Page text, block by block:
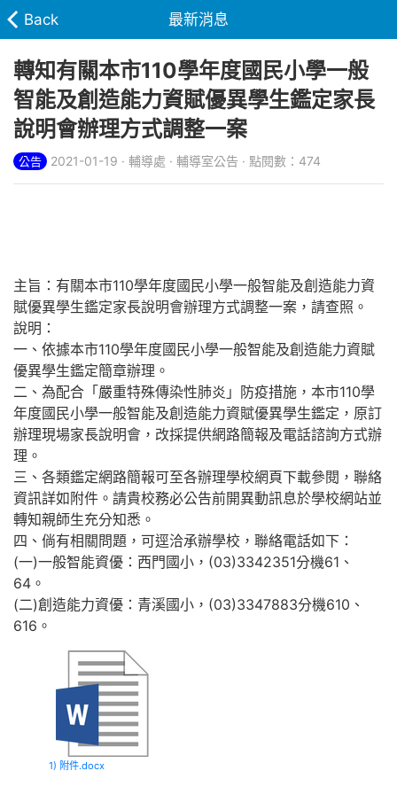
Back 最新消息
轉知有關本市110學年度國民小學一般
智能及創造能力資賦優異學生鑑定家長
說明會辦理方式調整一案
公告 2021-01-19 · 輔導處 · 輔導室公告 · 點閱數：474
主旨：有關本市110學年度國民小學一般智能及創造能力資
賦優異學生鑑定家長說明會辦理方式調整一案，請查照。
說明：
一、依據本市110學年度國民小學一般智能及創造能力資賦
優異學生鑑定簡章辦理。
二、為配合「嚴重特殊傳染性肺炎」防疫措施，本市110學
年度國民小學一般智能及創造能力資賦優異學生鑑定，原訂
辦理現場家長說明會，改採提供網路簡報及電話諮詢方式辦
理。
三、各類鑑定網路簡報可至各辦理學校網頁下載參閱，聯絡
資訊詳如附件。請貴校務必公告前開異動訊息於學校網站並
轉知親師生充分知悉。
四、倘有相關問題，可逕洽承辦學校，聯絡電話如下：
(一)一般智能資優：西門國小，(03)3342351分機61、
64。
(二)創造能力資優：青溪國小，(03)3347883分機610、
616。
1) 附件.docx